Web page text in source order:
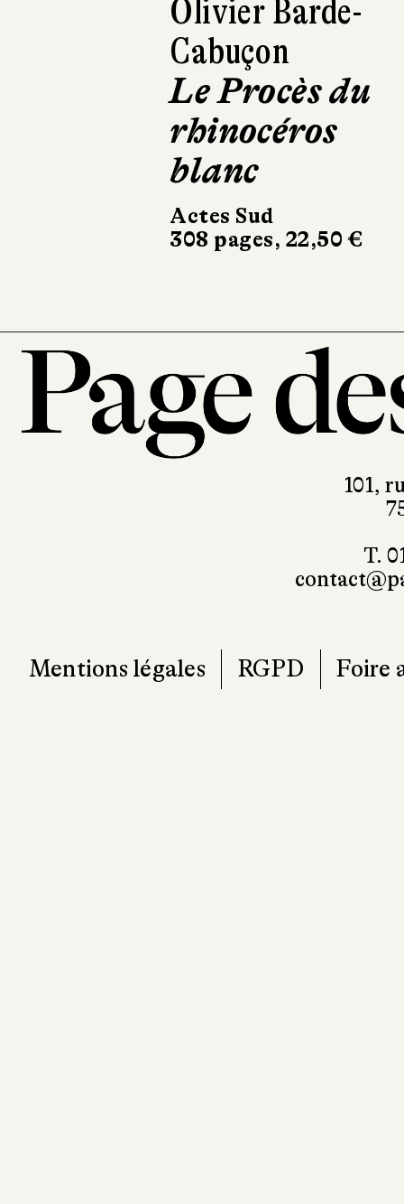
Grégory
Les
sur la liste
Le Livre de Poche
328 pages, 8,90 €
101,
T.
RGPD Foire